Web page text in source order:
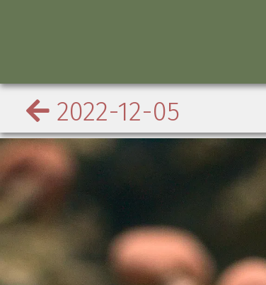
2022-12-05